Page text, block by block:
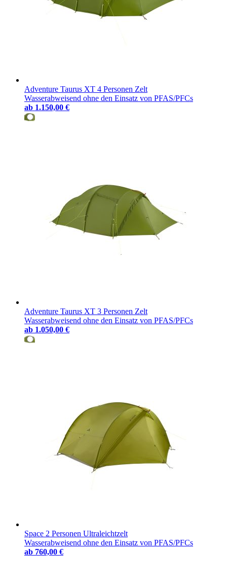
Adventure Taurus XT 4 Personen Zelt
Wasserabweisend ohne den Einsatz von PFAS/PFCs
ab 1.150,00 €
Adventure Taurus XT 3 Personen Zelt
Wasserabweisend ohne den Einsatz von PFAS/PFCs
ab 1.050,00 €
Space 2 Personen Ultraleichtzelt
Wasserabweisend ohne den Einsatz von PFAS/PFCs
ab 760,00 €